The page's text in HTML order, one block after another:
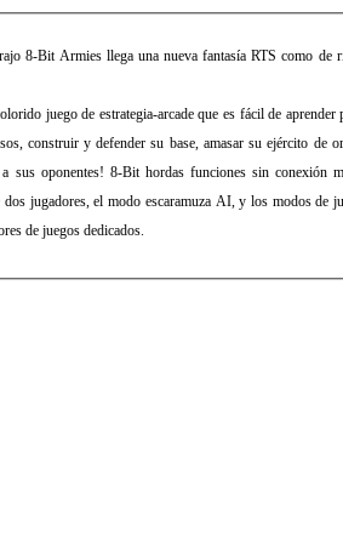
como de ritmo rápido y agradable que el
juego de estrategia-arcade que es fácil de aprender
construir y defender su base, amasar su ejército de
a sus oponentes! 8-Bit hordas funciones sin conexión
dos jugadores, el modo escaramuza AI, y los modos de
de juegos dedicados.